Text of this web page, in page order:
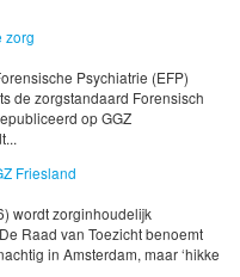
zorg
Psychiatrie (EFP)
de zorgstandaard Forensisch
op GGZ
Friesland
wordt zorginhoudelijk
Raad van Toezicht benoemt
in Amsterdam, maar ‘hikke